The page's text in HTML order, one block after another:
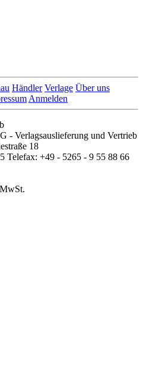
Händler Verlage Über uns
Anmelden
- Verlagsauslieferung und Vertrieb
18
Telefax: +49 - 5265 - 9 55 88 66